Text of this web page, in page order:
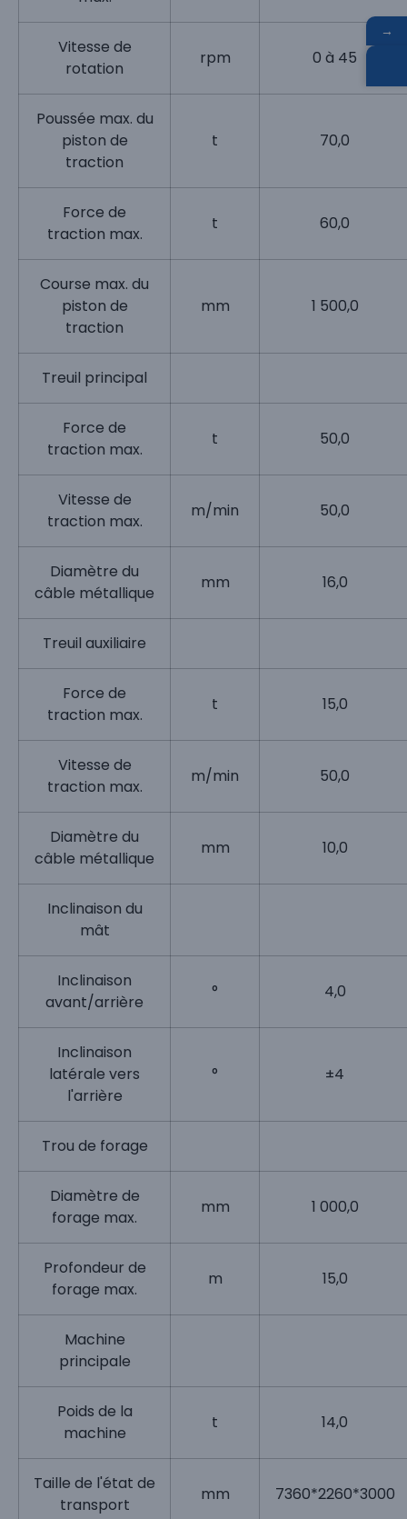
Vitesse de
rotation
rpm 0 à 45
Poussée max. du
piston de
traction
t 70,0
Force de
traction max.
t 60,0
Course max. du
piston de
traction
mm 1 500,0
Treuil principal
Force de
traction max.
t 50,0
Vitesse de
traction max.
m/min 50,0
Diamètre du
câble métallique
mm 16,0
Treuil auxiliaire
Force de
traction max.
t 15,0
Vitesse de
traction max.
m/min 50,0
Diamètre du
câble métallique
mm 10,0
Inclinaison du
mât
Inclinaison
avant/arrière
° 4,0
Inclinaison
latérale vers
l'arrière
° ±4
Trou de forage
Diamètre de
forage max.
mm 1 000,0
Profondeur de
forage max.
m 15,0
Machine
principale
Poids de la
machine
t 14,0
Taille de l'état de
transport
mm 7360*2260*3000
→